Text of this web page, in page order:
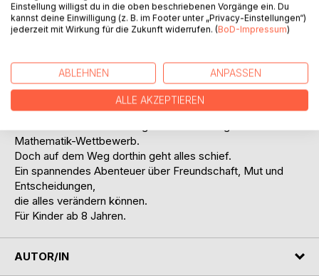
BESCHREIBUNG
Plötzlich ist alles anders.
Maja, Rike und Finja werden von ihrer Gruppe getrennt.
Allein in einer fremden Stadt, ohne Plan und mit einer Uhr,
die unerbittlich weiterläuft.
Mathematik-Wettbewerb.
Doch auf dem Weg dorthin geht alles schief.
Ein spannendes Abenteuer über Freundschaft, Mut und
Entscheidungen,
die alles verändern können.
Für Kinder ab 8 Jahren.
AUTOR/IN
Einstellung willigst du in die oben beschriebenen Vorgänge ein. Du
kannst deine Einwilligung (z. B. im Footer unter „Privacy-Einstellungen“)
jederzeit mit Wirkung für die Zukunft widerrufen. (BoD-Impressum)
ABLEHNEN ANPASSEN
ALLE AKZEPTIEREN